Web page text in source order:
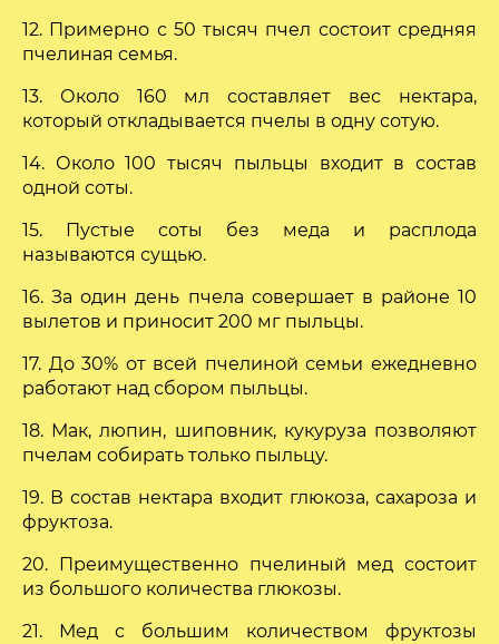
12. Примерно с 50 тысяч пчел состоит средняя
пчелиная семья.
13. Около 160 мл составляет вес нектара,
который откладывается пчелы в одну сотую.
14. Около 100 тысяч пыльцы входит в состав
одной соты.
15. Пустые соты без меда и расплода
называются сущью.
16. За один день пчела совершает в районе 10
вылетов и приносит 200 мг пыльцы.
17. До 30% от всей пчелиной семьи ежедневно
работают над сбором пыльцы.
18. Мак, люпин, шиповник, кукуруза позволяют
пчелам собирать только пыльцу.
19. В состав нектара входит глюкоза, сахароза и
фруктоза.
20. Преимущественно пчелиный мед состоит
из большого количества глюкозы.
21. Мед с большим количеством фруктозы